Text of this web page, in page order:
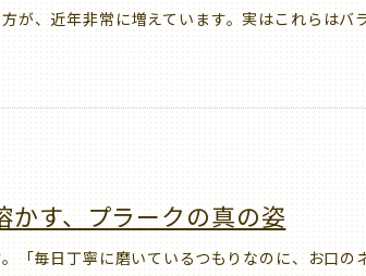
、近年非常に増えています。実はこれらはバ
す、プラークの真の姿
「毎日丁寧に磨いているつもりなのに、お口の